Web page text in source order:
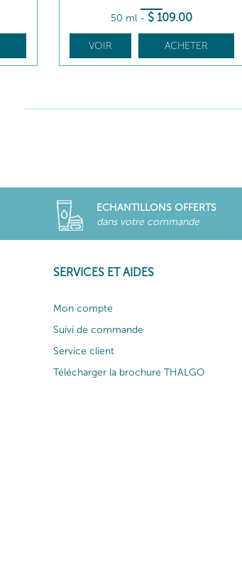
50 ml - $ 109.00
VOIR ACHETER
ECHANTILLONS OFFERTS
dans votre commande
SERVICES ET AIDES
Mon compte
Suivi de commande
Service client
Télécharger la brochure THALGO